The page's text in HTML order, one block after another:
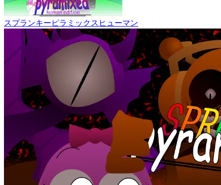
スプランキーピラミックスヒューマン